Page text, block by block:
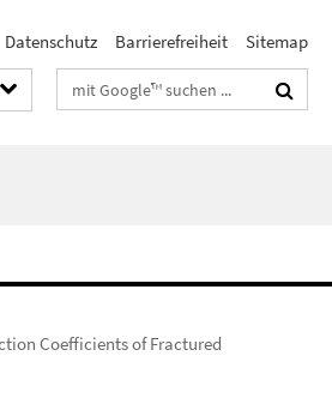
Datenschutz Barrierefreiheit Sitemap
Suchbegriffe
Coefficients of Fractured